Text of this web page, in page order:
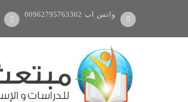
00962795763302 واتس اب